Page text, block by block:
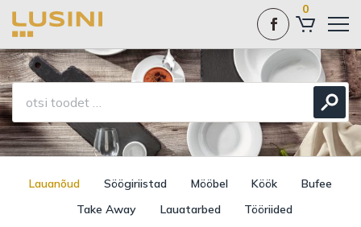
0
Lauanõud Söögiriistad Mööbel Köök
Bufee
Take Away
Lauatarbed
Tööriided